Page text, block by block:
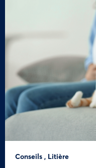
Conseils , Litière